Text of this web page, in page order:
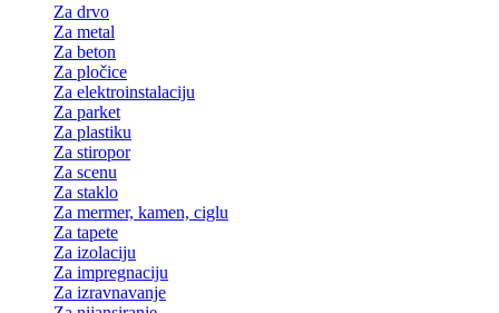
Za drvo
Za metal
Za beton
Za pločice
Za elektroinstalaciju
Za parket
Za plastiku
Za stiropor
Za scenu
Za staklo
Za mermer, kamen, ciglu
Za tapete
Za izolaciju
Za impregnaciju
Za izravnavanje